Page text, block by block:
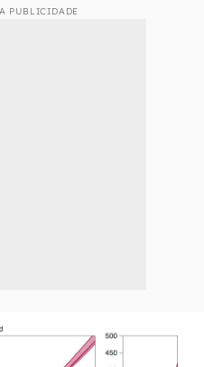
PUBLICIDADE